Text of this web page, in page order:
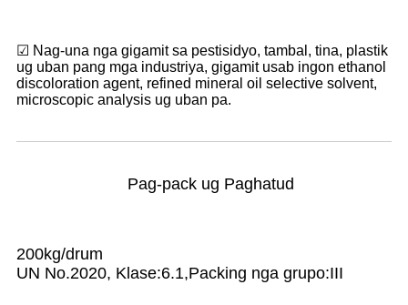
☑ Nag-una nga gigamit sa pestisidyo, tambal, tina, plastik
ug uban pang mga industriya, gigamit usab ingon ethanol
discoloration agent, refined mineral oil selective solvent,
microscopic analysis ug uban pa.
Pag-pack ug Paghatud
200kg/drum
UN No.2020, Klase:6.1,Packing nga grupo:III